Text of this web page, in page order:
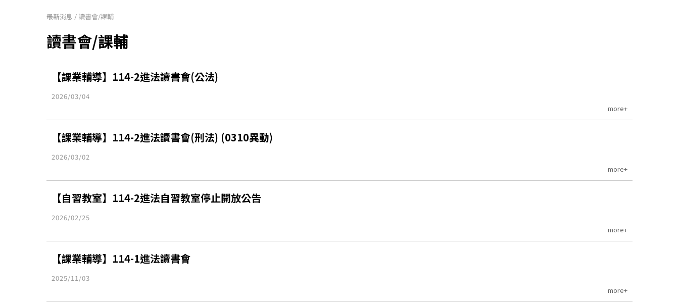
最新消息 / 讀書會/課輔
讀書會/課輔
【課業輔導】114-2進法讀書會(公法)
2026/03/04
more+
【課業輔導】114-2進法讀書會(刑法) (0310異動)
2026/03/02
more+
【自習教室】114-2進法自習教室停止開放公告
2026/02/25
more+
【課業輔導】114-1進法讀書會
2025/11/03
more+